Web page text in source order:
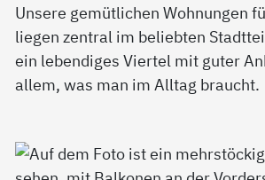
Unsere gemütlichen Wohnungen
liegen zentral im beliebten
ein lebendiges Viertel mit guter
allem, was man im Alltag braucht.